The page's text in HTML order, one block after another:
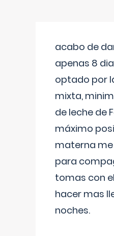
acabo de
apenas 8
optado por
mixta,
de leche de
máximo
materna
para
tomas con
hacer mas
noches.